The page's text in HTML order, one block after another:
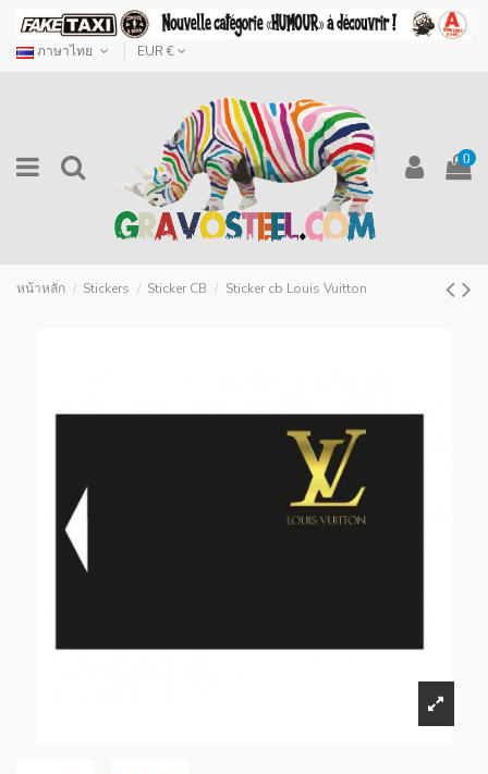
ภาษาไทย EUR €
0
หน้าหลัก Stickers Sticker CB Sticker cb Louis Vuitton